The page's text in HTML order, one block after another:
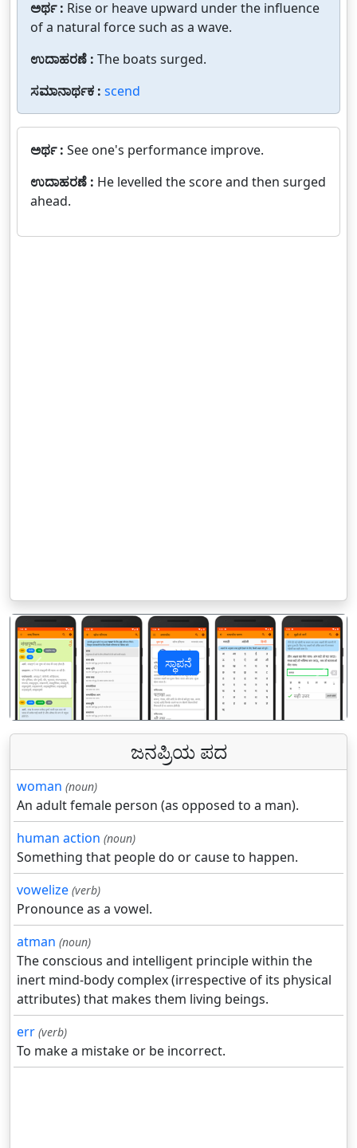
ಅರ್ಥ : Rise or heave upward under the influence
of a natural force such as a wave.
ಉದಾಹರಣೆ : The boats surged.
ಸಮಾನಾರ್ಥಕ : scend
ಅರ್ಥ : See one's performance improve.
ಉದಾಹರಣೆ : He levelled the score and then surged
ahead.
ಸ್ಥಾಪನೆ
पिछला
ಜನಪ್ರಿಯ ಪದ
woman (noun)
An adult female person (as opposed to a man).
human action (noun)
Something that people do or cause to happen.
vowelize (verb)
Pronounce as a vowel.
atman (noun)
The conscious and intelligent principle within the
inert mind-body complex (irrespective of its physical
attributes) that makes them living beings.
err (verb)
To make a mistake or be incorrect.